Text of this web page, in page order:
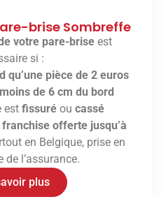
brise Sombreffe
votre pare-briseest
si :
qu’une pièce de 2 euros
moins de 6 cm du bord
est fissuré ou cassé
franchise offerte jusqu’à
en Belgique, prise en
de l’assurance.
plus